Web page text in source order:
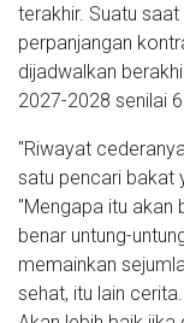
terakhir. Suatu
perpanjangan
dijadwalkan
2027-2028 senilai
"Riwayat
satu pencari bakat
"Mengapa itu akan
benar untung-
memainkan
sehat, itu lain